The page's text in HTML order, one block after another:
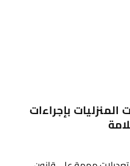
المنزليات بإجراءات